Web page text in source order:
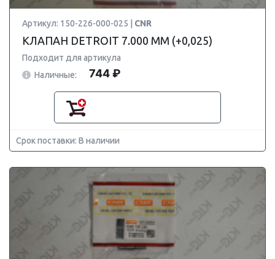
Артикул: 150-226-000-025 | CNR
КЛАПАН DETROIT 7.000 ММ (+0,025)
Подходит для артикула
Наличные:
744 ₽
Срок поставки: В наличии